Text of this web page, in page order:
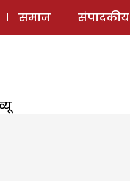
समाज संपादकीय